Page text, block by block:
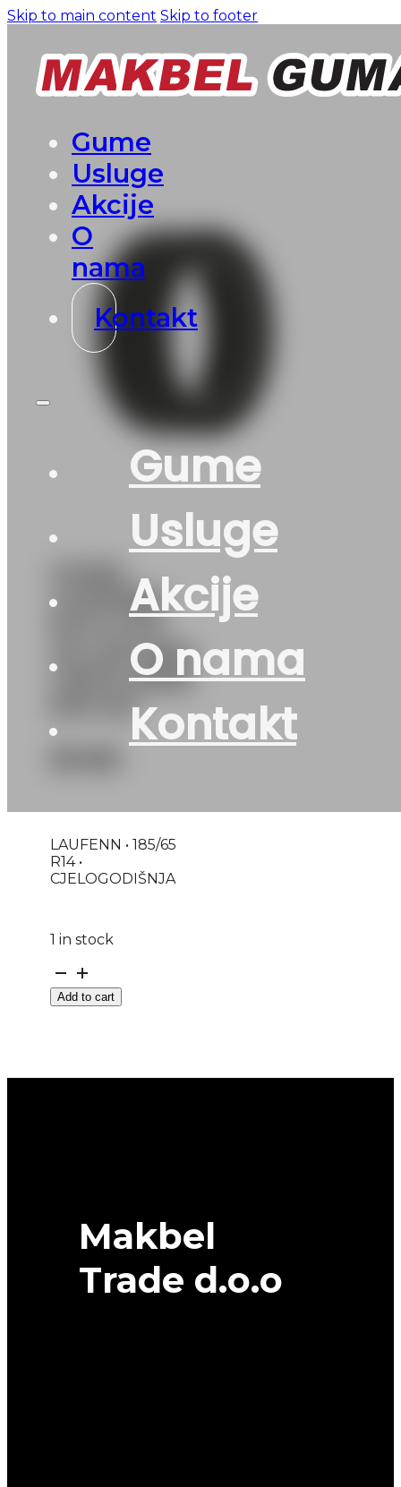
Skip to main content Skip to footer
Gume
Usluge
Akcije
O
nama
Kontakt
Gume
Usluge
Akcije
O nama
Kontakt
LAUFENN
4S LH71 86H
LJETO-ZIMA
DOT:23
LAUFENN • 185/65
R14 •
CJELOGODIŠNJA
1 in stock
GUMA
LAUFENN
M+S
Add to cart
Makbel
Trade d.o.o